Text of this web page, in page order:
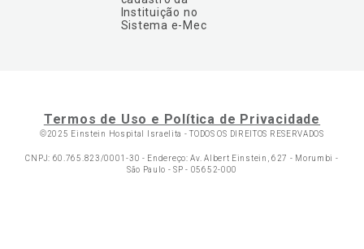
Instituição no
Sistema e-Mec
Termos de Uso e Política de Privacidade
©2025 Einstein Hospital Israelita -TODOS OS DIREITOS RESERVADOS
CNPJ: 60.765.823/0001-30 - Endereço: Av. Albert Einstein, 627 - Morumbi -
São Paulo - SP - 05652-000